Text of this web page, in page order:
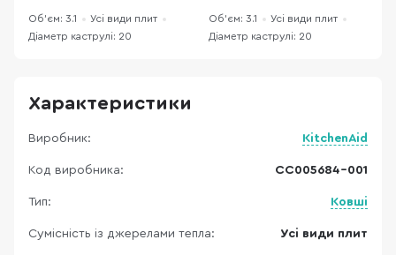
Об'єм: 3.1
Усі види плит
Діаметр каструлі: 20
Об'єм: 3.1
Усі види плит
Діаметр каструлі: 20
Характеристики
Виробник: KitchenAid
Код виробника: CC005684-001
Тип: Ковші
Сумісність із джерелами тепла: Усі види плит